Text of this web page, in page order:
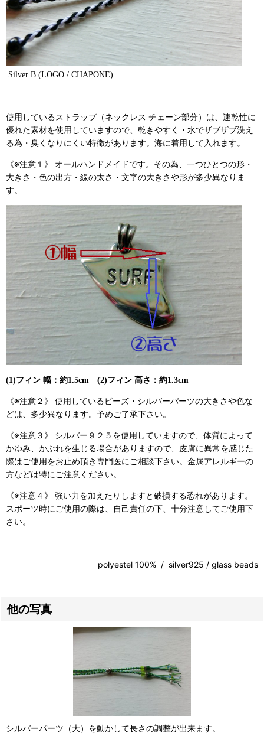
Silver B (LOGO / CHAPONE)
使用しているストラップ（ネックレス チェーン部分）は、速乾性に
優れた素材を使用していますので、乾きやすく・水でザブザブ洗え
る為・臭くなりにくい特徴があります。海に着用して入れます。
《※注意１》 オールハンドメイドです。その為、一つひとつの形・
大きさ・色の出方・線の太さ・文字の大きさや形が多少異なりま
す。
(1)フィン 幅：約1.5cm (2)フィン 高さ：約1.3cm
《※注意２》 使用しているビーズ・シルバーパーツの大きさや色な
どは、多少異なります。予めご了承下さい。
《※注意３》 シルバー９２５を使用していますので、体質によって
かゆみ、かぶれを生じる場合がありますので、皮膚に異常を感じた
際はご使用をお止め頂き専門医にご相談下さい。金属アレルギーの
方などは特にご注意ください。
《※注意４》 強い力を加えたりしますと破損する恐れがあります。
スポーツ時にご使用の際は、自己責任の下、十分注意してご使用下
さい。
polyestel 100% / silver925 / glass beads
他の写真
シルバーパーツ（大）を動かして長さの調整が出来ます。